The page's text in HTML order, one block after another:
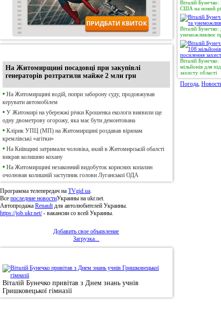
На Житомирщині посадовці при закупівлі
генераторів розтратили майже 2 млн грн
• На Житомирщині водій, попри заборону суду, продовжував
керувати автомобілем
• У Житомирі на убережжі річки Крошенка екологи виявили ще
одну двометрову огорожу, яка має бути демонтована
• Клірик УПЦ (МП) на Житомирщині роздавав вірянам
кремлівські «агітки»
• На Київщині затримали чоловіка, який в Житомирській обалсті
викрав колишню кохану
• На Житомирщині незаконний видобуток корисних копалин
очолював колишній заступник голови Луганської ОДА
Программа телепередач на TVgid.ua.
Все последние новостиУкраины на ukr.net.
Автопродажа Renaultдля автолюбителей Украины.
https://job.ukr.net/- вакансии со всей Украины.
Добавить свое объявление
Загрузка...
Віталій Бунечко привітав з Днем знань учнів
Гришковецької гімназії
Віталій
США на новий
Віталій
унеможливлює
Віталій
мільйонів для
захисту області
Погода,